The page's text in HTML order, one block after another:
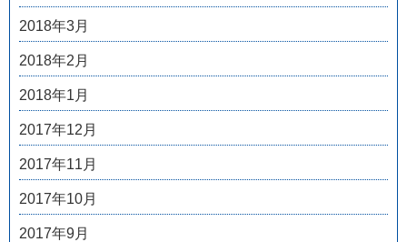
2018年3月
2018年2月
2018年1月
2017年12月
2017年11月
2017年10月
2017年9月